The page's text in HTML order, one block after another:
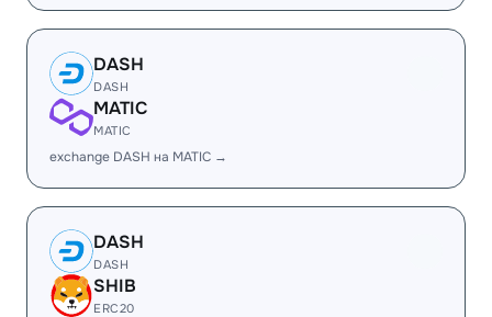
DASH
DASH
MATIC
MATIC
exchange DASH на MATIC →
DASH
DASH
SHIB
ERC20